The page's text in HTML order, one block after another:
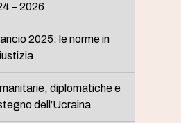
– 2026
2025: le norme in
diplomatiche e
dell’Ucraina